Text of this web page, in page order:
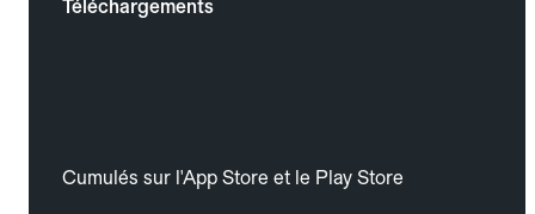
Téléchargements
Cumulés sur l'App Store et le Play Store